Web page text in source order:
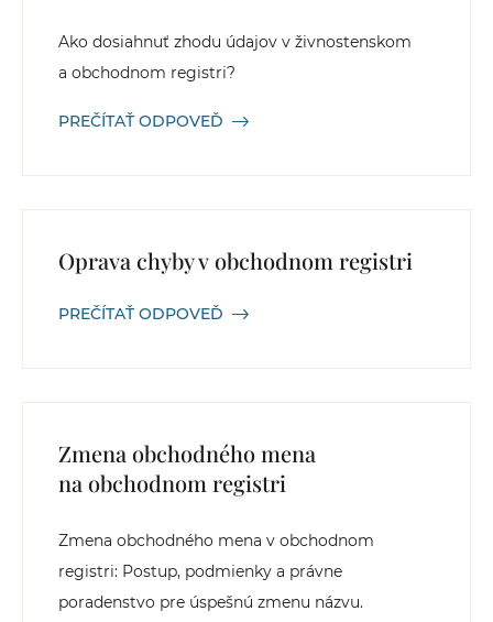
Ako dosiahnuť zhodu údajov v živnostenskom
a obchodnom registri?
PREČÍTAŤ ODPOVEĎ
Oprava chyby v obchodnom registri
PREČÍTAŤ ODPOVEĎ
Zmena obchodného mena
na obchodnom registri
Zmena obchodného mena v obchodnom
registri: Postup, podmienky a právne
poradenstvo pre úspešnú zmenu názvu.